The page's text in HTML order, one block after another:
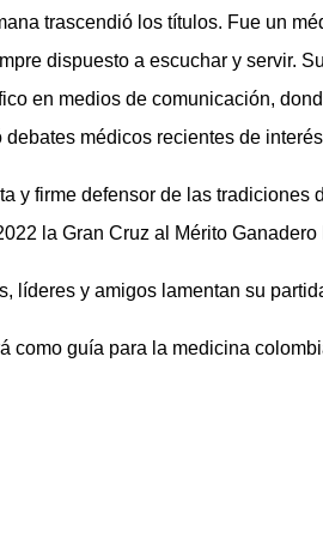
trascendió los títulos. Fue un
dispuesto a escuchar y servir.
en medios de comunicación,
médicos recientes de
y firme defensor de las tradiciones
la Gran Cruz al Mérito
líderes y amigos lamentan su
como guía para la medicina